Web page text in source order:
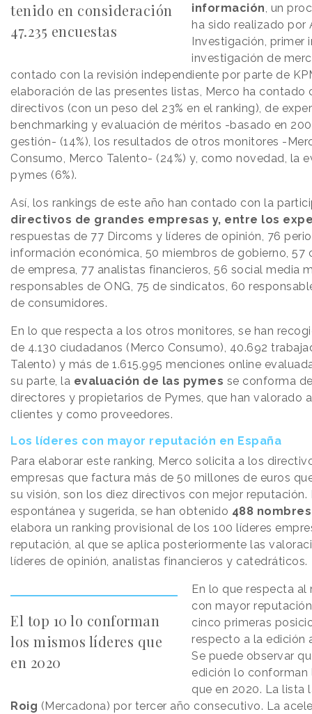
tenido en consideración
47.235 encuestas
información, un
ha sido realizado por
Investigación,
investigación de
contado con la revisión independiente por parte de
elaboración de las presentes listas, Merco ha contado
directivos (con un peso del 23% en el ranking), de
benchmarking y evaluación de méritos -basado en
gestión- (14%), los resultados de otros monitores -
Consumo, Merco Talento- (24%) y, como novedad, la
pymes (6%).
Así, los rankings de este año han contado con la
directivos de grandes empresas y, entre los
respuestas de 77 Dircoms y líderes de opinión, 76
información económica, 50 miembros de gobierno, 57
de empresa, 77 analistas financieros, 56 social media
responsables de ONG, 75 de sindicatos, 60
de consumidores.
En lo que respecta a los otros monitores, se han
de 4.130 ciudadanos (Merco Consumo), 40.692
Talento) y más de 1.615.995 menciones online
su parte, la evaluación de las pymes se conforma
directores y propietarios de Pymes, que han valorado
clientes y como proveedores.
Los líderes con mayor reputación en España
Para elaborar este ranking, Merco solicita a los
empresas que factura más de 50 millones de euros
su visión, son los diez directivos con mejor reputación.
espontánea y sugerida, se han obtenido 488 nombres
elabora un ranking provisional de los 100 líderes
reputación, al que se aplica posteriormente las
líderes de opinión, analistas financieros y catedráticos.
El top 10 lo conforman
los mismos líderes que
en 2020
En lo que respecta
con mayor
cinco primeras
respecto a la edición
Se puede observar
edición lo conforman
que en 2020. La lista
Roig (Mercadona) por tercer año consecutivo. La